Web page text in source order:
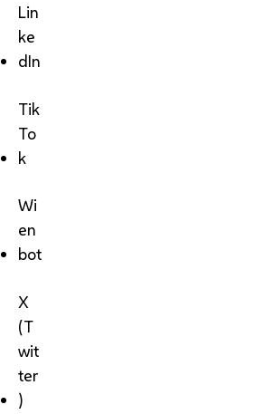
Lin
ke
dIn
Tik
To
k
Wi
en
bot
X
(T
wit
ter
)